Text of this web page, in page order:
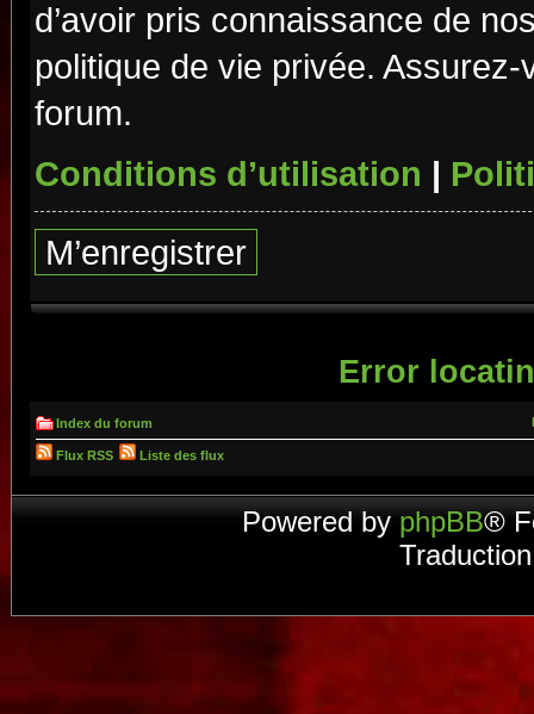
d’avoir pris connaissance de
politique de vie privée.
forum.
Conditions d’utilisation |
M’enregistrer
Error
Index du forum
Flux RSS Liste des flux
Powered by phpBB®